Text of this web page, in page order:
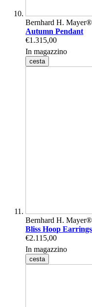
Bernhard H.
Autumn Pendant
€1.315,00
In magazzino
cesta
Bernhard H.
Bliss Hoop Earrings
€2.115,00
In magazzino
cesta